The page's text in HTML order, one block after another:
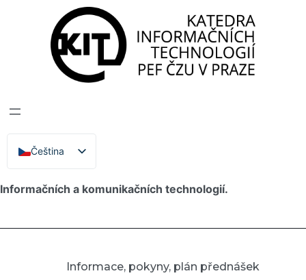
Čeština
English
Katedra informačních technologií >Hackathon
HACKATHON
Katedra informačních technologií pořádá studentskou
soutěž Hackathon na aktuální témata z oblasti
Informačních a komunikačních technologií.
Informace, pokyny, plán přednášek